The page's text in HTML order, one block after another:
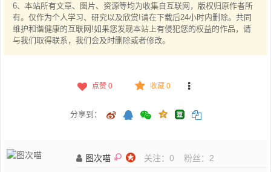
6、本站所有文章、图片、资源等均为收集自互联网，版权归原作者所
有。仅作为个人学习、研究以及欣赏!请在下载后24小时内删除。共同
维护和谐健康的互联网!如果您发现本站上有侵犯您的权益的作品，请
与我们取得联系，我们会及时删除或者修改。
点赞 0 收藏 0
分享到：
图次喵 关注： 0 粉丝： 2